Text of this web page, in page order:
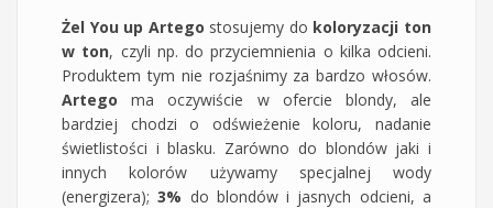
Żel You up Artego stosujemy do koloryzacji ton
w ton, czyli np. do przyciemnienia o kilka odcieni.
Produktem tym nie rozjaśnimy za bardzo włosów.
Artego ma oczywiście w ofercie blondy, ale
bardziej chodzi o odświeżenie koloru, nadanie
świetlistości i blasku. Zarówno do blondów jaki i
innych kolorów używamy specjalnej wody
(energizera);3% do blondów i jasnych odcieni, a